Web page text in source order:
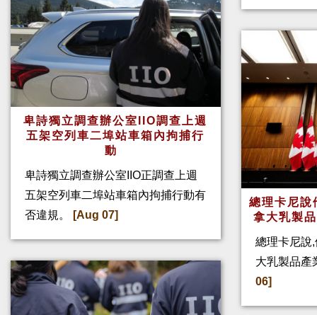
卑詩獨立調查辦公室IIO調查上週
五架空列車二埠站車箱內拘捕行
動
卑詩獨立調查辦公室IIO正調查上週
五架空列車二埠站車箱內拘捕行動有
否違規。
[Aug 07]
總理卡尼
拿大乳製
總理卡尼說
大乳製品產
06]